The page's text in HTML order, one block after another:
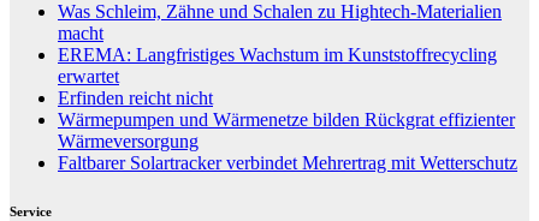
Was Schleim, Zähne und Schalen zu Hightech-Materialien
macht
EREMA: Langfristiges Wachstum im Kunststoffrecycling
erwartet
Erfinden reicht nicht
Wärmepumpen und Wärmenetze bilden Rückgrat effizienter
Wärmeversorgung
Faltbarer Solartracker verbindet Mehrertrag mit Wetterschutz
Service